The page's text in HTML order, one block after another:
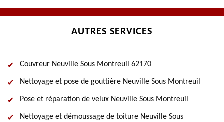
AUTRES SERVICES
Couvreur Neuville Sous Montreuil 62170
Nettoyage et pose de gouttière Neuville Sous Montreuil
Pose et réparation de velux Neuville Sous Montreuil
Nettoyage et démoussage de toiture Neuville Sous